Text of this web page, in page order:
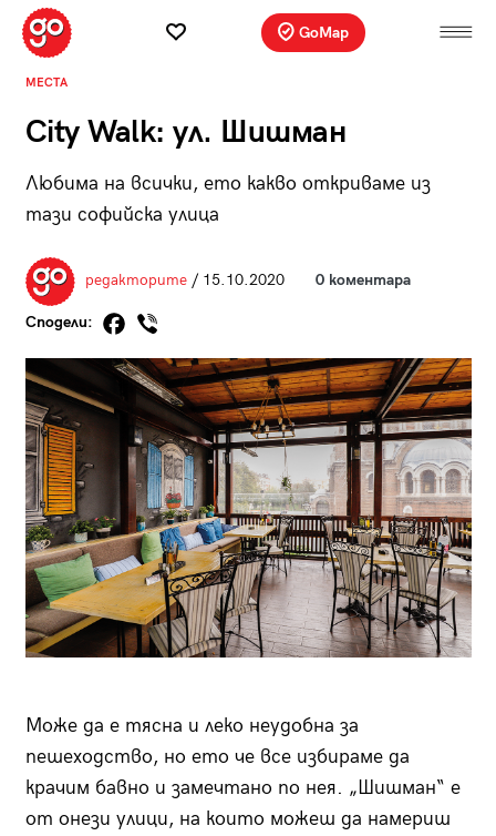
GoMap
МЕСТА
City Walk: ул. Шишман
Любима на всички, ето какво откриваме из
тази софийска улица
редакторите/ 15.10.2020 0 коментара
Сподели:
Може да е тясна и леко неудобна за
пешеходство, но ето че все избираме да
крачим бавно и замечтано по нея. „Шишман“ е
от онези улици, на които можеш да намериш